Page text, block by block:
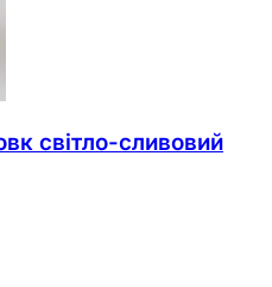
світло-сливовий